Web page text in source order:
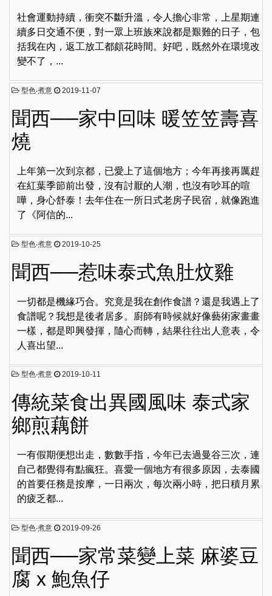
社會運動持續，衝突不斷升溫，令人擔心非常，上星期連
續多日交通不便，對一眾上班族來說都是艱難的日子，包
括我在內，返工放工都頗花時間。好吧，既然外在環境改
變不了，...
型色‧煮意 2019-11-07
聞西──家中回味 暖笠笠壽喜
燒
上年第一次到京都，已愛上了這個地方；今年再接再厲趕
在紅葉季節前出發，沒有討厭的人潮，也沒有吵耳的喧
嘩，身心舒泰！去年住在一所日式老房子民宿，就像跑進
了《阿信的...
型色‧煮意 2019-10-25
聞西──惹味泰式魚肚炆雞
一切都是機緣巧合。究竟是我在創作食譜？還是我遇上了
食譜呢？我想是後者居多。廚師有時候就好像藝術家畫畫
一樣，都是即興發揮，隨心而轉，結果往往出人意表，令
人喜出望...
型色‧煮意 2019-10-11
傳統菜食出異國風味 泰式家
鄉煎藕餅
一有假期便想出走，數數手指，今年已去過曼谷三次，連
自己都覺得有點瘋狂。喜愛一個地方有很多原因，去泰國
的首要任務是按摩，一日兩次，每次兩小時，把日積月累
的疲乏都...
型色‧煮意 2019-09-26
聞西──家常菜變上菜 麻婆豆
腐 x 鮑魚仔